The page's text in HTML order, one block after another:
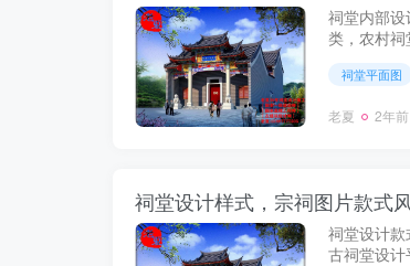
祠堂内部
类，农村
台， 修建
祠堂平面图
老夏 2年前
祠堂设计样式，宗祠图片款式
祠堂设计
古祠堂设